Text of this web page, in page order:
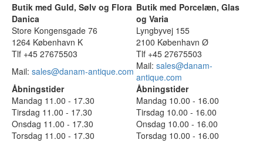
Butik med Guld, Sølv og Flora
Danica
Butik med Porcelæn, Glas
og Varia
Store Kongensgade 76
Lyngbyvej 155
1264 København K
2100 København Ø
Tlf +45 27675503
Tlf +45 27675503
Mail: sales@danam-antique.com Mail: sales@danam-
antique.com
Åbningstider
Åbningstider
Mandag 11.00 - 17.30
Mandag 10.00 - 16.00
Tirsdag 11.00 - 17.30
Tirsdag 10.00 - 16.00
Onsdag 11.00 - 17.30
Onsdag 10.00 - 16.00
Torsdag 11.00 - 17.30
Torsdag 10.00 - 16.00